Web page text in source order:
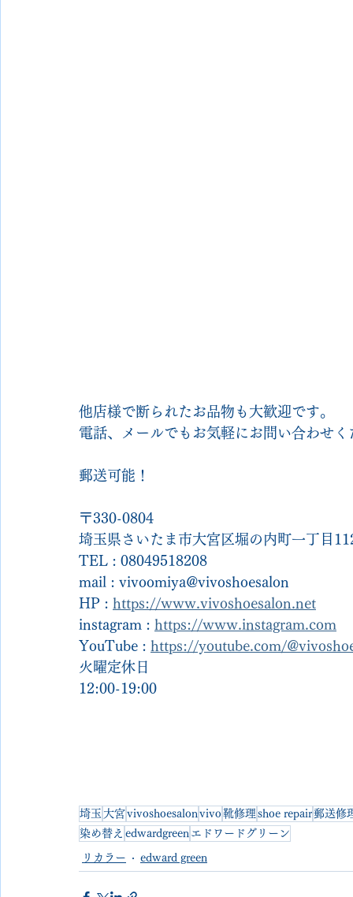
他店様で断られたお品物も大歓迎です。
電話、メールでもお気軽にお問い合わせく
郵送可能！
〒330-0804
埼玉県さいたま市大宮区堀の内町一丁目
TEL : 08049518208
mail : vivoomiya@vivoshoesalon
HP : https://www.vivoshoesalon.net
instagram : https://www.instagram.com
YouTube : https://youtube.com/
火曜定休日
12:00-19:00
埼玉 大宮vivoshoesalon vivo靴修理 shoe repair郵送修
染め替え edwardgreen エドワードグリーン
リカラー edward green